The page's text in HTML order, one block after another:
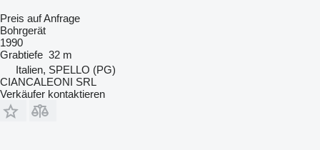
Preis auf Anfrage
Bohrgerät
1990
Grabtiefe 32 m
Italien, SPELLO (PG)
CIANCALEONI SRL
Verkäufer kontaktieren